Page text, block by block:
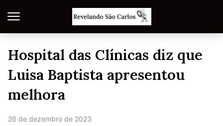
Hospital das Clínicas diz que
Luisa Baptista apresentou
melhora
26 de dezembro de 2023